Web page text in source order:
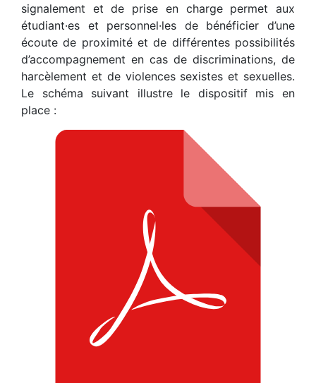
signalement et de prise en charge permet aux
étudiant·es et personnel·les de bénéficier d’une
écoute de proximité et de différentes possibilités
d’accompagnement en cas de discriminations, de
harcèlement et de violences sexistes et sexuelles.
Le schéma suivant illustre le dispositif mis en
place :